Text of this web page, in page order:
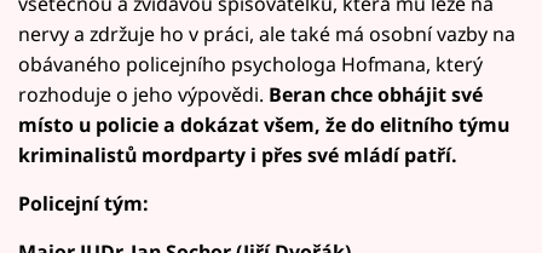
nervy a zdržuje ho v práci, ale také má osobní vazby na
obávaného policejního psychologa Hofmana, který
rozhoduje o jeho výpovědi. Beran chce obhájit své
místo u policie a dokázat všem, že do elitního týmu
kriminalistů mordparty i přes své mládí patří.
Policejní tým: